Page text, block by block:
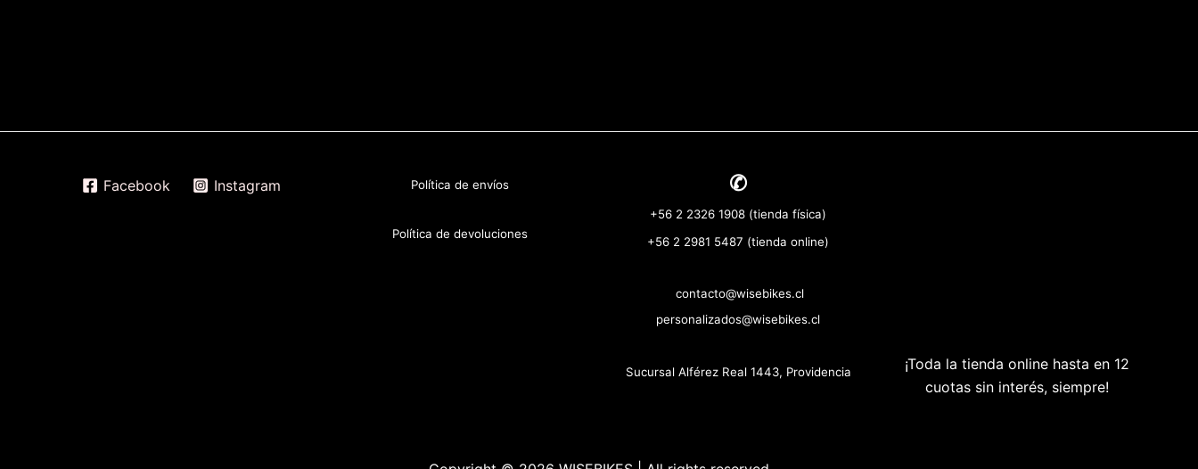
Facebook Instagram Política de envíos
Política de devoluciones
✆
+56 2 2326 1908 (tienda física)
+56 2 2981 5487 (tienda online)
contacto@wisebikes.cl
personalizados@wisebikes.cl
Sucursal Alférez Real 1443, Providencia
¡Toda la tienda online hasta en 12
cuotas sin interés, siempre!